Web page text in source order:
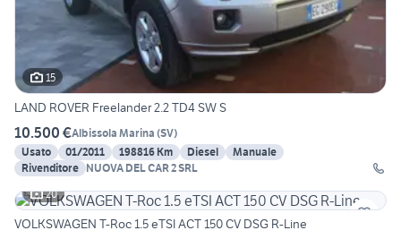
15
LAND ROVER Freelander 2.2 TD4 SW S
10.500 €Albissola Marina (SV)
Usato
01/2011 198816 Km Diesel
Manuale
Rivenditore NUOVA DEL CAR 2 SRL
20
VOLKSWAGEN T-Roc 1.5 eTSI ACT 150 CV DSG R-Line